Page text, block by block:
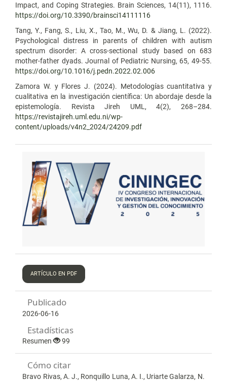
Impact, and Coping Strategies. Brain Sciences, 14(11), 1116.
https://doi.org/10.3390/brainsci14111116
Tang, Y., Fang, S., Liu, X., Tao, M., Wu, D. & Jiang, L. (2022).
Psychological distress in parents of children with autism
spectrum disorder: A cross-sectional study based on 683
mother-father dyads. Journal of Pediatric Nursing, 65, 49-55.
https://doi.org/10.1016/j.pedn.2022.02.006
Zamora W. y Flores J. (2024). Metodologías cuantitativa y
cualitativa en la investigación científica: Un abordaje desde la
epistemología. Revista Jireh UML, 4(2), 268–284.
https://revistajireh.uml.edu.ni/wp-
content/uploads/v4n2_2024/24209.pdf
ARTÍCULO EN PDF
Publicado
2026-06-16
Estadísticas
Resumen 99
Cómo citar
Bravo Rivas, A. J., Ronquillo Luna, A. I., Uriarte Galarza, N.